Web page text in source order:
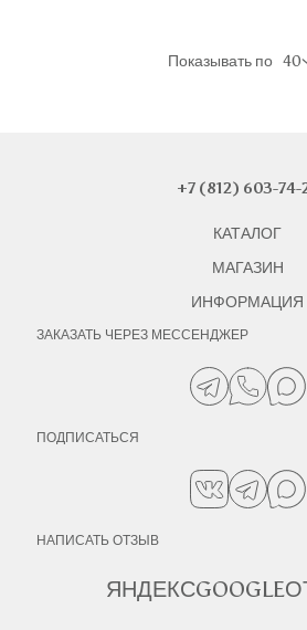
Показывать по 40
+7 (812) 603-74-
КАТАЛОГ
МАГАЗИН
ИНФОРМАЦИЯ
ЗАКАЗАТЬ ЧЕРЕЗ МЕССЕНДЖЕР
ПОДПИСАТЬСЯ
НАПИСАТЬ ОТЗЫВ
ЯНДЕКСGOOGLE